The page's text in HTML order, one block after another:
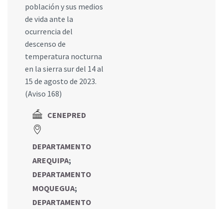
población y sus medios
de vida ante la
ocurrencia del
descenso de
temperatura nocturna
en la sierra sur del 14 al
15 de agosto de 2023.
(Aviso 168)
CENEPRED
DEPARTAMENTO
AREQUIPA;
DEPARTAMENTO
MOQUEGUA;
DEPARTAMENTO